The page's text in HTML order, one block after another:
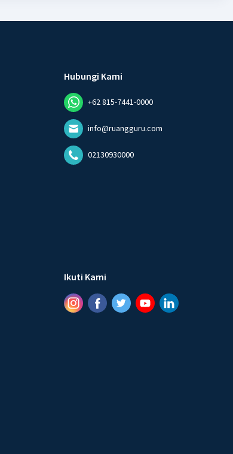
Hubungi Kami
+62 815-7441-0000
info@ruangguru.com
02130930000
Ikuti Kami